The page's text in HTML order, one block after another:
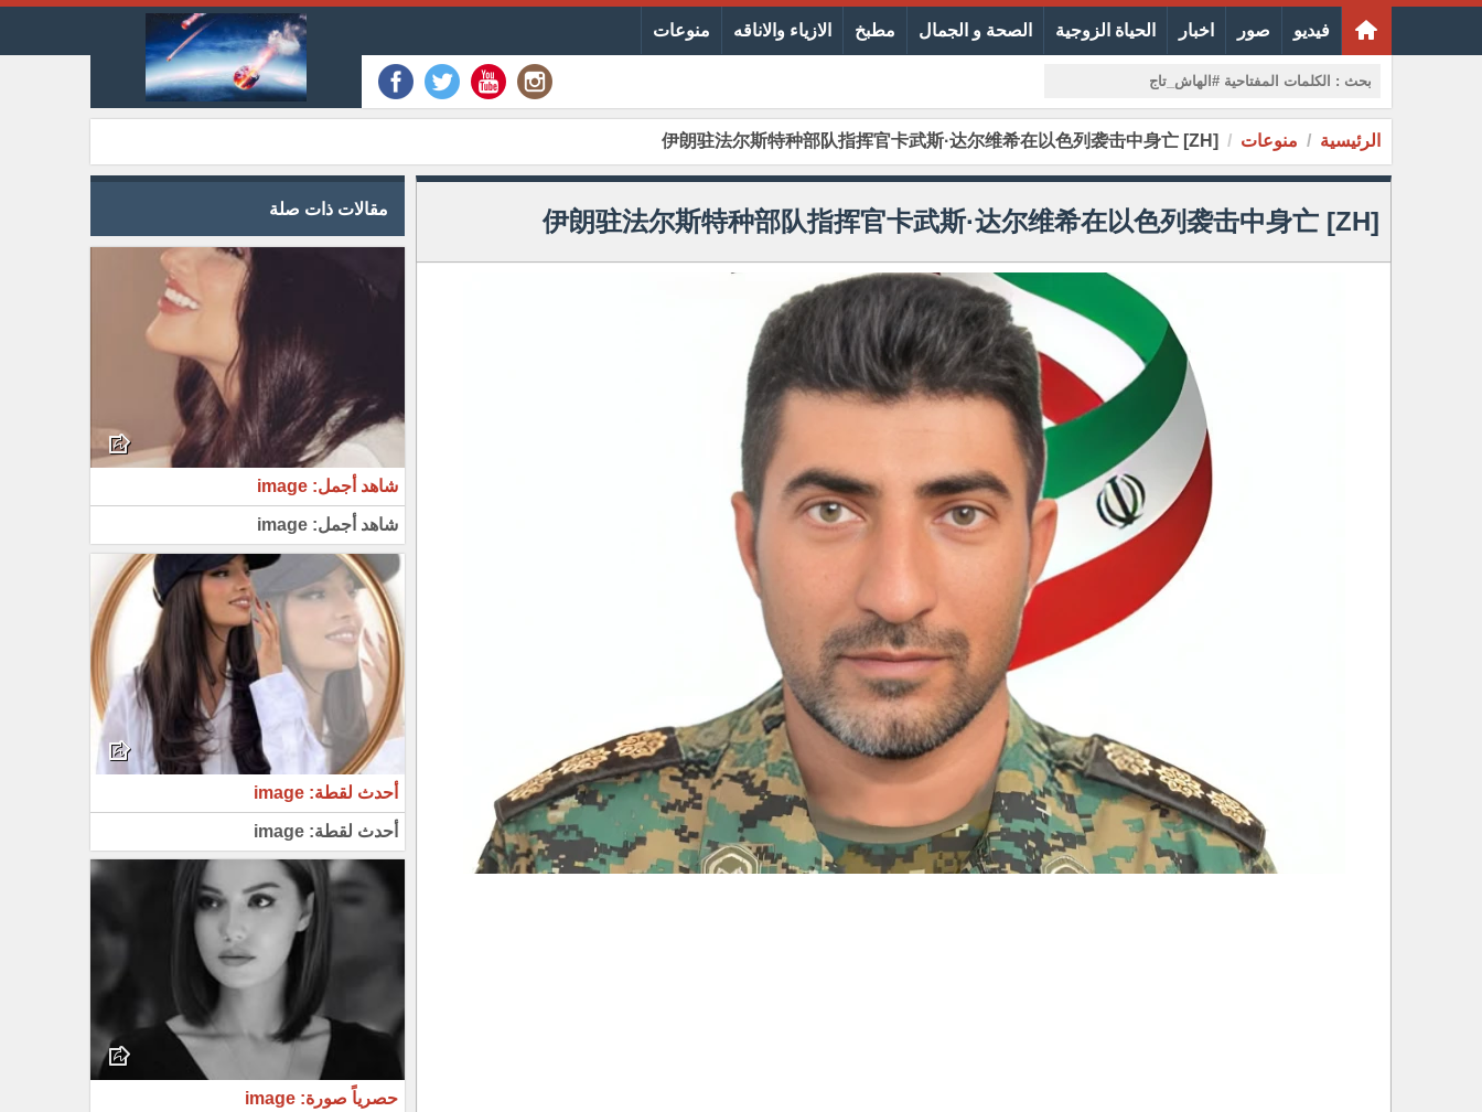
فيديو صور اخبار الحياة الزوجية الصحة و الجمال مطبخ الازياء والاناقه منوعات
الرئيسية منوعات [ZH] 伊朗驻法尔斯特种部队指挥官卡武斯·达尔维希在以色列袭击中身亡
[ZH] 伊朗驻法尔斯特种部队指挥官卡武斯·达尔维希在以色列袭击中身亡 مقالات ذات صلة
شاهد أجمل: image
شاهد أجمل: image
أحدث لقطة: image
أحدث لقطة: image
حصرياً صورة: image